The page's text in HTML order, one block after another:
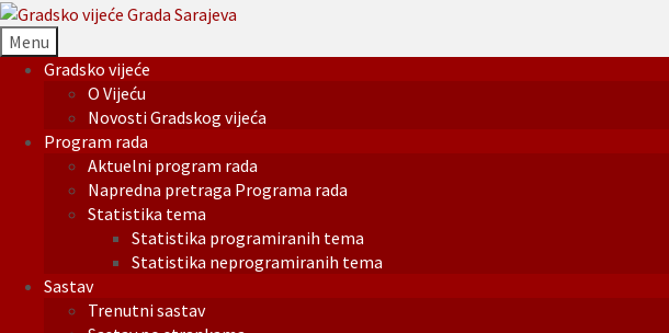
Menu
Gradsko vijeće
O Vijeću
Novosti Gradskog vijeća
Program rada
Aktuelni program rada
Napredna pretraga Programa rada
Statistika tema
Statistika programiranih tema
Statistika neprogramiranih tema
Sastav
Trenutni sastav